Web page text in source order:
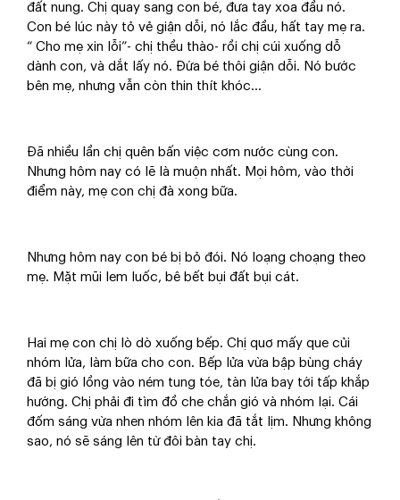
đất nung. Chị quay sang con bé, đưa tay xoa đầu nó.
Con bé lúc này tỏ vẻ giận dỗi, nó lắc đầu, hất tay mẹ ra.
“ Cho mẹ xin lỗi”- chị thều thào- rồi chị cúi xuống dỗ
dành con, và dắt lấy nó. Đứa bé thôi giận dỗi. Nó bước
bên mẹ, nhưng vẫn còn thin thít khóc…
Đã nhiều lần chị quên bấn việc cơm nước cùng con.
Nhưng hôm nay có lẽ là muộn nhất. Mọi hôm, vào thời
điểm này, mẹ con chị đà xong bữa.
Nhưng hôm nay con bé bị bỏ đói. Nó loạng choạng theo
mẹ. Mặt mũi lem luốc, bê bết bụi đất bụi cát.
Hai mẹ con chị lò dò xuống bếp. Chị quơ mấy que củi
nhóm lửa, làm bữa cho con. Bếp lửa vừa bập bùng cháy
đã bị gió lồng vào ném tung tóe, tàn lửa bay tới tấp khắp
hướng. Chị phải đi tìm đồ che chắn gió và nhóm lại. Cái
đốm sáng vừa nhen nhóm lên kia đã tắt lịm. Nhưng không
sao, nó sẽ sáng lên từ đôi bàn tay chị.